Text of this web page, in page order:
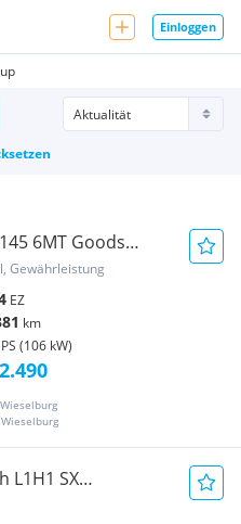
Einloggen
6MT Goods
Gewährleistung
EZ
km
PS (106 kW)
L1H1 SX